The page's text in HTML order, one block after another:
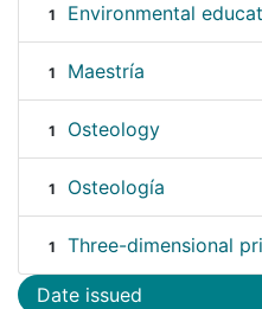
1 Environmental
1 Maestría
1 Osteology
1 Osteología
1 Three-dimensional
Date issued